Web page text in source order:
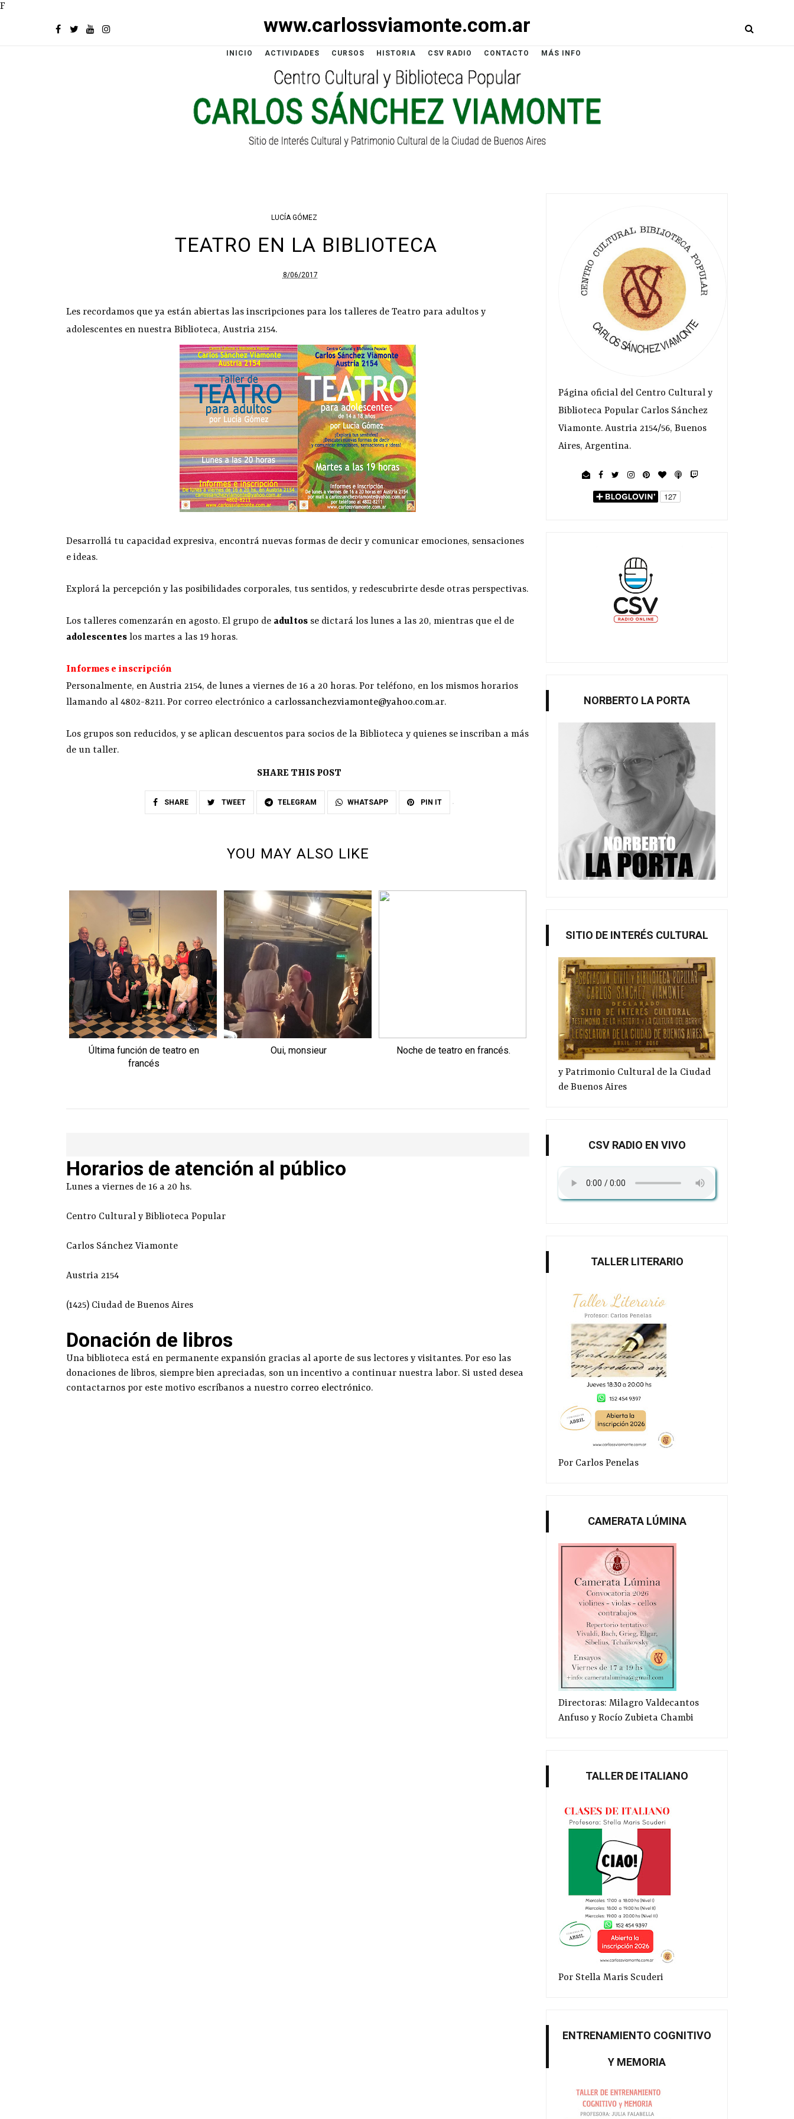
F
www.carlossviamonte.com.ar
INICIO ACTIVIDADES CURSOS HISTORIA CSV RADIO CONTACTO MÁS INFO
LUCÍA GÓMEZ
TEATRO EN LA BIBLIOTECA
8/06/2017
Les recordamos que ya están abiertas las inscripciones para los talleres de Teatro para adultos y
adolescentes en nuestra Biblioteca, Austria 2154.
Desarrollá tu capacidad expresiva, encontrá nuevas formas de decir y comunicar emociones, sensaciones
e ideas.
Explorá la percepción y las posibilidades corporales, tus sentidos, y redescubrirte desde otras perspectivas.
Los talleres comenzarán en agosto. El grupo de adultos se dictará los lunes a las 20, mientras que el de
adolescentes los martes a las 19 horas.
Informes e inscripción
Personalmente, en Austria 2154, de lunes a viernes de 16 a 20 horas. Por teléfono, en los mismos horarios
llamando al 4802-8211. Por correo electrónico a carlossanchezviamonte@yahoo.com.ar.
Los grupos son reducidos, y se aplican descuentos para socios de la Biblioteca y quienes se inscriban a más
de un taller.
SHARE THIS POST
SHARE TWEET TELEGRAM WHATSAPP PIN IT
YOU MAY ALSO LIKE
Última función de teatro en
francés
Oui, monsieur Noche de teatro en francés.
El arte es la paz (mensaje de Jon
F...
Horarios de atención al público
Lunes a viernes de 16 a 20 hs.
Centro Cultural y Biblioteca Popular
Carlos Sánchez Viamonte
Austria 2154
(1425) Ciudad de Buenos Aires
Donación de libros
Una biblioteca está en permanente expansión gracias al aporte de sus lectores y visitantes. Por eso las
donaciones de libros, siempre bien apreciadas, son un incentivo a continuar nuestra labor. Si usted desea
contactarnos por este motivo escríbanos a nuestro correo electrónico.
Página oficial del Centro Cultural y
Biblioteca Popular Carlos Sánchez
Viamonte. Austria 2154/56, Buenos
Aires, Argentina.
NORBERTO LA PORTA
SITIO DE INTERÉS CULTURAL
y Patrimonio Cultural de la Ciudad
de Buenos Aires
CSV RADIO EN VIVO
TALLER LITERARIO
Por Carlos Penelas
CAMERATA LÚMINA
Directoras: Milagro Valdecantos
Anfuso y Rocío Zubieta Chambi
TALLER DE ITALIANO
Por Stella Maris Scuderi
ENTRENAMIENTO COGNITIVO
Y MEMORIA